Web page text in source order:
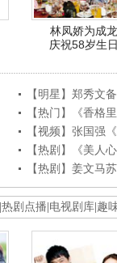
林凤娇为成龙
庆祝58岁生
【明星】郑秀文
【热门】《香格
【视频】张国强
【热剧】《美人
【热剧】姜文马
热剧点播 电视剧库 趣